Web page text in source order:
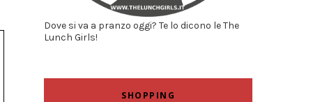
Dove si va a pranzo oggi? Te lo dicono le The
Lunch Girls!
SHOPPING